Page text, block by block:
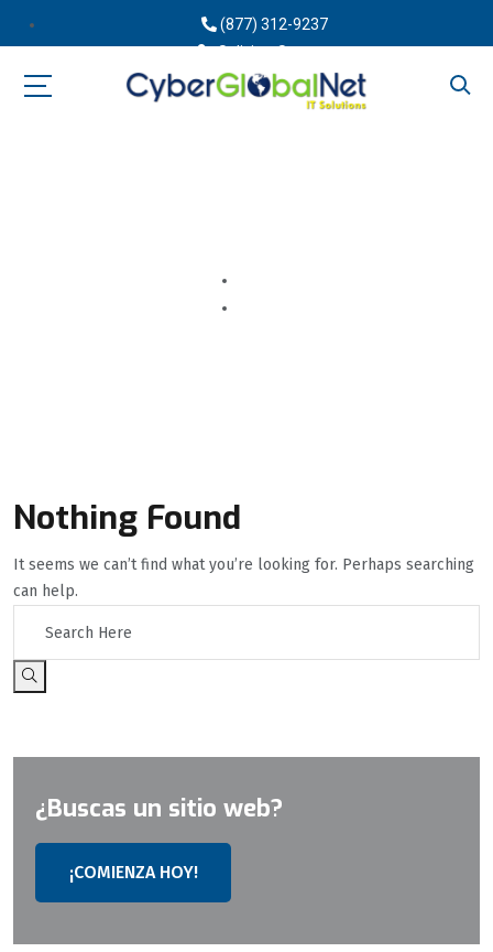
(877) 312-9237
Solicitar Soporte
Nothing Found
It seems we can’t find what you’re looking for. Perhaps searching
can help.
¿Buscas un sitio web?
¡COMIENZA HOY!